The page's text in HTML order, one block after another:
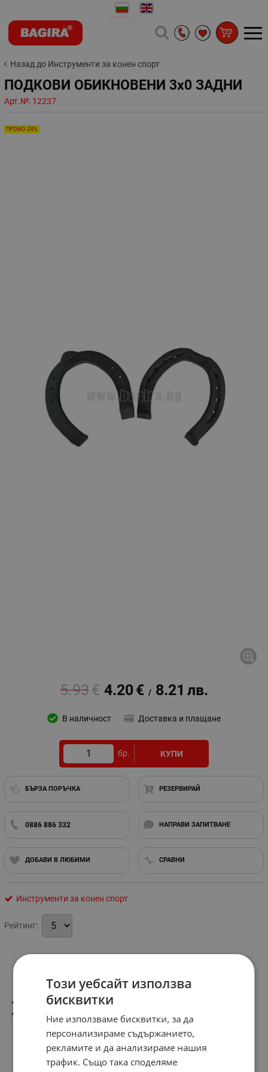
Назад до Инструменти за конен спорт
ПОДКОВИ ОБИКНОВЕНИ 3x0 ЗАДНИ
Арт.№: 12237
ПРОМО -29%
5.93€ 4.20 € / 8.21 лв.
В наличност Доставка и плащане
бр. КУПИ
БЪРЗА ПОРЪЧКА РЕЗЕРВИРАЙ
0886 886 332 НАПРАВИ ЗАПИТВАНЕ
ДОБАВИ В ЛЮБИМИ СРАВНИ
Инструменти за конен спорт
Рейтинг:
Размер-3x0
Този уебсайт използва
бисквитки
Ние използваме бисквитки, за да
персонализираме съдържанието,
рекламите и да анализираме нашия
трафик. Също така споделяме